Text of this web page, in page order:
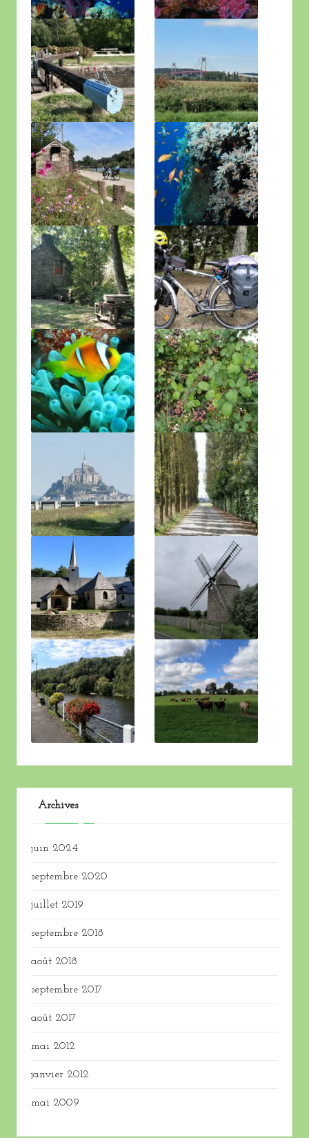
Archives
juin 2024
septembre 2020
juillet 2019
septembre 2018
août 2018
septembre 2017
août 2017
mai 2012
janvier 2012
mai 2009